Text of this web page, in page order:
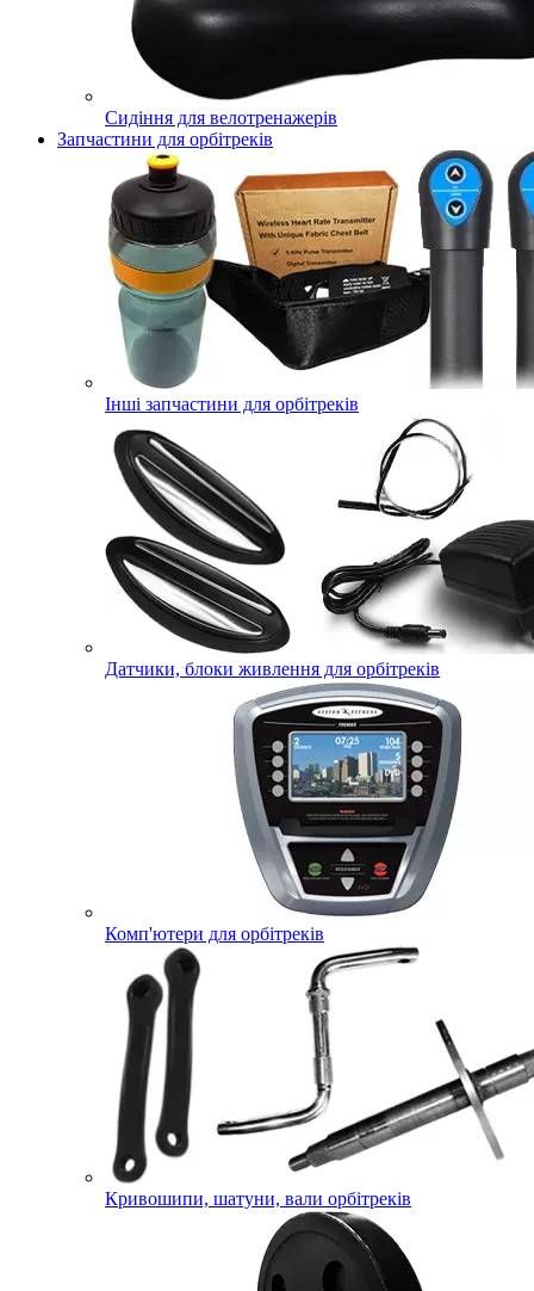
Сидіння для велотренажерів
Запчастини для орбітреків
Інші запчастини для орбітреків
Датчики, блоки живлення для орбітреків
Комп'ютери для орбітреків
Кривошипи, шатуни, вали орбітреків